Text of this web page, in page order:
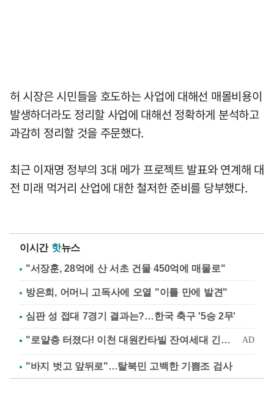
허 시장은 시민들을 호도하는 사업에 대해선 매몰비용이
발생하더라도 정리할 사업에 대해선 정확하게 분석하고
과감히 정리할 것을 주문했다.
최근 이재명 정부의 3대 메가 프로젝트 발표와 연계해 대
전 미래 먹거리 산업에 대한 철저한 준비를 당부했다.
이시간 핫뉴스
"서장훈, 28억에 산 서초 건물 450억에 매물로"
방은희, 어머니 고독사에 오열 "이틀 만에 발견"
심판 성 접대 7경기 결과는?…한국 축구 '5승 2무'
"바지 벗고 앞뒤로"…탈북민 고백한 기쁨조 검사